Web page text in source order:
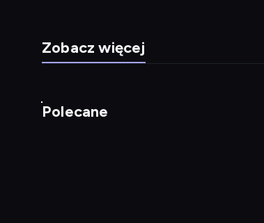
Zobacz więcej
Polecane